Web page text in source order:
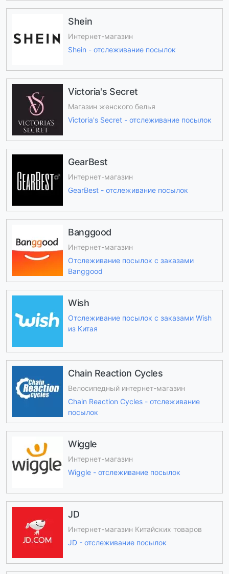
Shein
Интернет-магазин
Shein - отслеживание посылок
Victoria's Secret
Магазин женского белья
Victoria's Secret - отслеживание посылок
GearBest
Интернет-магазин
GearBest - отслеживание посылок
Banggood
Интернет-магазин
Отслеживание посылок с заказами
Banggood
Wish
Отслеживание посылок с заказами Wish
из Китая
Chain Reaction Cycles
Велосипедный интернет-магазин
Chain Reaction Cycles - отслеживание
посылок
Wiggle
Интернет-магазин
Wiggle - отслеживание посылок
JD
Интернет-магазин Китайских товаров
JD - отслеживание посылок